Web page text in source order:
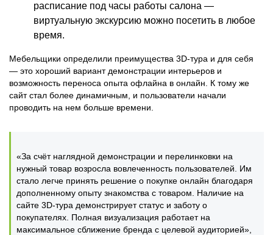
расписание под часы работы салона —
виртуальную экскурсию можно посетить в любое
время.
Мебельщики определили преимущества 3D-тура и для себя
— это хороший вариант демонстрации интерьеров и
возможность переноса опыта офлайна в онлайн. К тому же
сайт стал более динамичным, и пользователи начали
проводить на нем больше времени.
«За счёт наглядной демонстрации и перелинковки на
нужный товар возросла вовлеченность пользователей. Им
стало легче принять решение о покупке онлайн благодаря
дополненному опыту знакомства с товаром. Наличие на
сайте 3D-тура демонстрирует статус и заботу о
покупателях. Полная визуализация работает на
максимальное сближение бренда с целевой аудиторией»,